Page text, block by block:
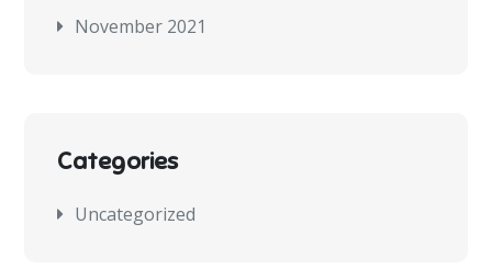
November 2021
Categories
Uncategorized